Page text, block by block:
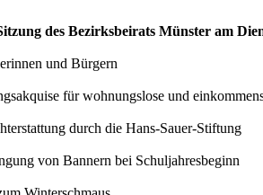
des Bezirksbeirats Münster am
und Bürgern
für wohnungslose und
durch die Hans-Sauer-Stiftung
von Bannern bei Schuljahresbeginn